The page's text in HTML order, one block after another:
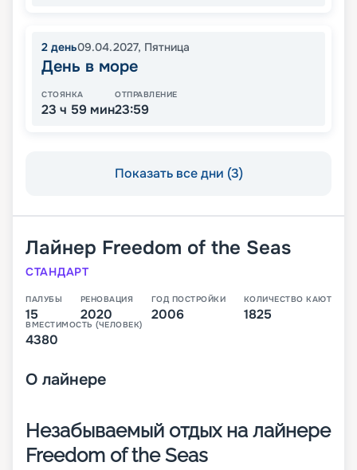
2 день09.04.2027, Пятница
День в море
СТОЯНКА
23 ч 59 мин
ОТПРАВЛЕНИЕ
23:59
Показать все дни (3)
Лайнер Freedom of the Seas
СТАНДАРТ
ПАЛУБЫ
15
РЕНОВАЦИЯ
2020
ГОД ПОСТРОЙКИ
2006
КОЛИЧЕСТВО КАЮТ
1825
ВМЕСТИМОСТЬ (ЧЕЛОВЕК)
4380
О лайнере
Незабываемый отдых на лайнере
Freedom of the Seas